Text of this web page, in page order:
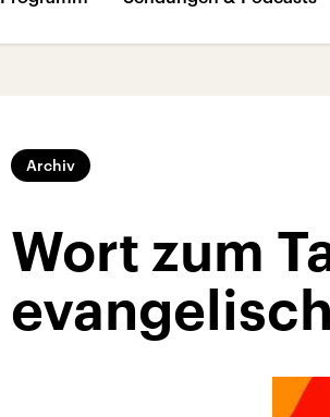
Archiv
Wort zum